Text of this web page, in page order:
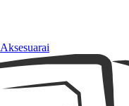
Aksesuarai